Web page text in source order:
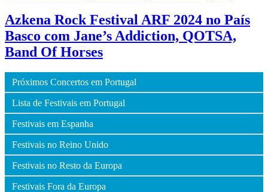
Azkena Rock Festival ARF 2024 no País
Basco com Jane’s Addiction, QOTSA,
Band Of Horses
Próximos Concertos em Portugal
Lista de Festivais em Portugal
Festivais em Espanha
Festivais no Reino Unido
Festivais no Resto da Europa
Festivais Fora da Europa